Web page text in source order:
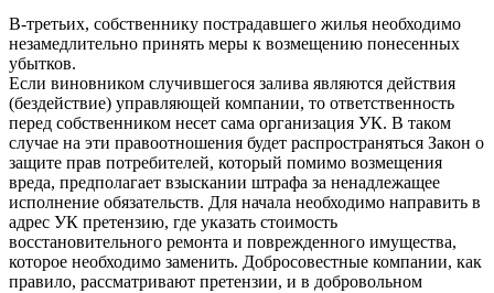
В-третьих, собственнику пострадавшего жилья необходимо
незамедлительно принять меры к возмещению понесенных
убытков.
Если виновником случившегося залива являются действия
(бездействие) управляющей компании, то ответственность
перед собственником несет сама организация УК. В таком
случае на эти правоотношения будет распространяться Закон о
защите прав потребителей, который помимо возмещения
вреда, предполагает взыскании штрафа за ненадлежащее
исполнение обязательств. Для начала необходимо направить в
адрес УК претензию, где указать стоимость
восстановительного ремонта и поврежденного имущества,
которое необходимо заменить. Добросовестные компании, как
правило, рассматривают претензии, и в добровольном